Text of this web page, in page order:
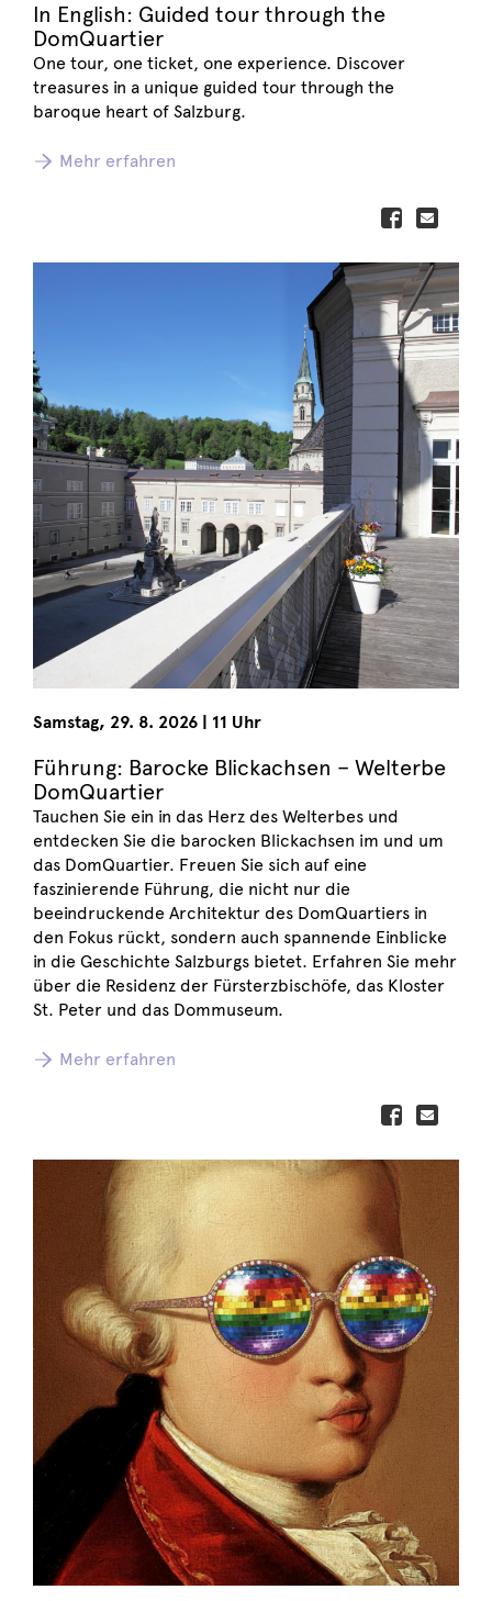
In English: Guided tour through the
DomQuartier
One tour, one ticket, one experience. Discover
treasures in a unique guided tour through the
baroque heart of Salzburg.
Mehr erfahren
Samstag, 29. 8. 2026 | 11 Uhr
Führung: Barocke Blickachsen – Welterbe
DomQuartier
Tauchen Sie ein in das Herz des Welterbes und
entdecken Sie die barocken Blickachsen im und um
das DomQuartier. Freuen Sie sich auf eine
faszinierende Führung, die nicht nur die
beeindruckende Architektur des DomQuartiers in
den Fokus rückt, sondern auch spannende Einblicke
in die Geschichte Salzburgs bietet. Erfahren Sie mehr
über die Residenz der Fürsterzbischöfe, das Kloster
St. Peter und das Dommuseum.
Mehr erfahren